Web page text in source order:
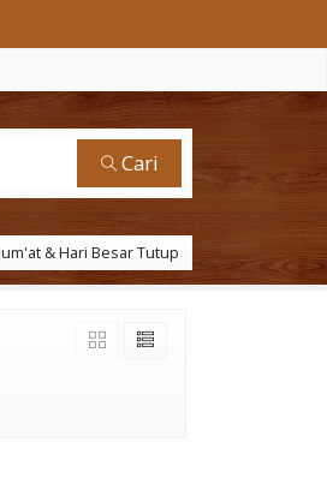
Cari
& Hari Besar Tutup